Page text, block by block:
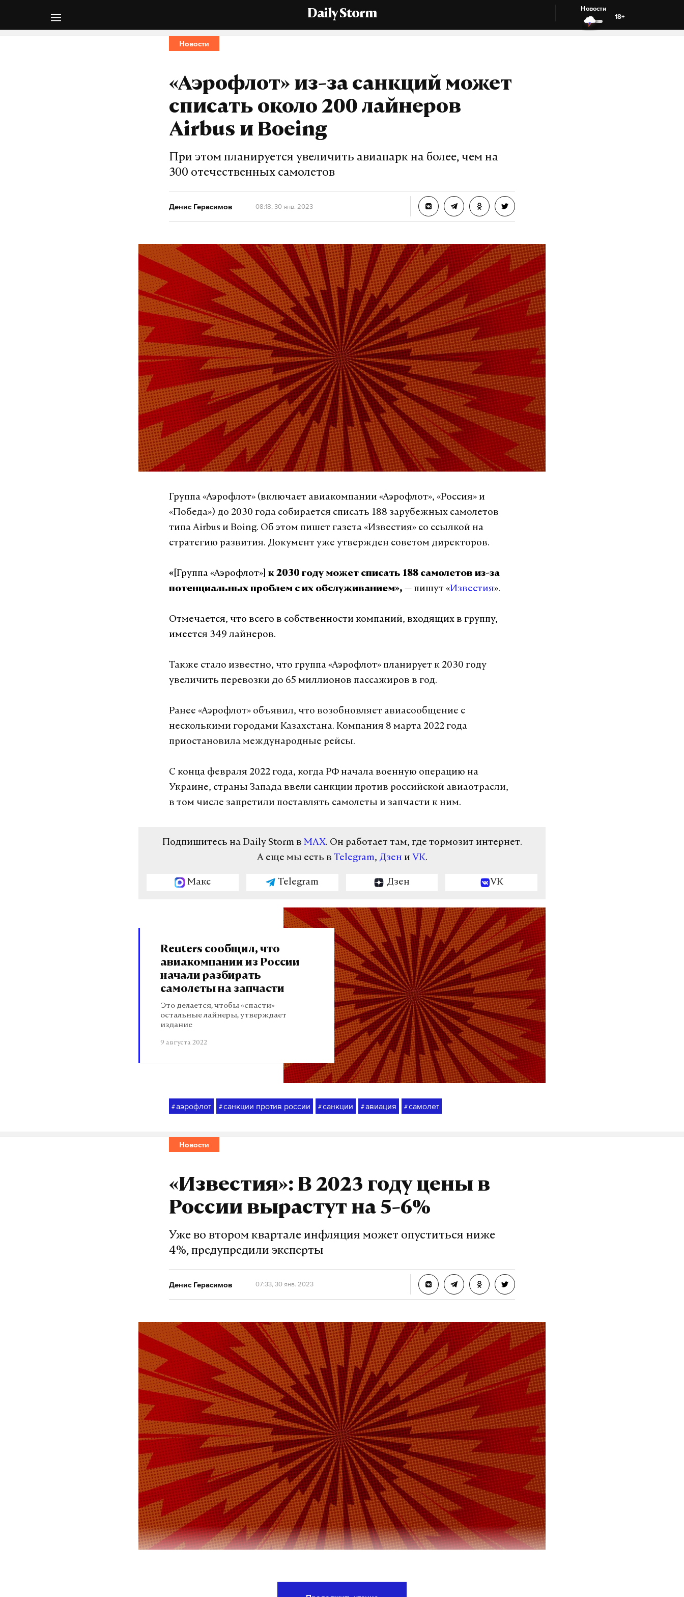
Daily Storm
Новости
18+
Новости
«Аэрофлот» из-за санкций может
списать около 200 лайнеров
Airbus и Boeing
При этом планируется увеличить авиапарк на более, чем на
300 отечественных самолетов
Денис Герасимов 08:18, 30 янв. 2023
Группа «Аэрофлот» (включает авиакомпании «Аэрофлот», «Россия» и
«Победа») до 2030 года собирается списать 188 зарубежных самолетов
типа Airbus и Boing. Об этом пишет газета «Известия» со ссылкой на
стратегию развития. Документ уже утвержден советом директоров.
« [Группа «Аэрофлот»] к 2030 году может списать 188 самолетов из-за
потенциальных проблем с их обслуживанием», — пишут «Известия».
Отмечается, что всего в собственности компаний, входящих в группу,
имеется 349 лайнеров.
Также стало известно, что группа «Аэрофлот» планирует к 2030 году
увеличить перевозки до 65 миллионов пассажиров в год.
Ранее «Аэрофлот» объявил, что возобновляет авиасообщение с
несколькими городами Казахстана. Компания 8 марта 2022 года
приостановила международные рейсы.
С конца февраля 2022 года, когда РФ начала военную операцию на
Украине, страны Запада ввели санкции против российской авиаотрасли,
в том числе запретили поставлять самолеты и запчасти к ним.
Подпишитесь на Daily Storm в MAX. Он работает там, где тормозит интернет.
А еще мы есть в Telegram, Дзен и VK.
Макс Telegram Дзен VK
Reuters сообщил, что
авиакомпании из России
начали разбирать
самолеты на запчасти
Это делается, чтобы «спасти»
остальные лайнеры, утверждает
издание
9 августа 2022
#аэрофлот #санкции против россии #санкции #авиация #самолет
Новости
«Известия»: В 2023 году цены в
России вырастут на 5-6%
Уже во втором квартале инфляция может опуститься ниже
4%, предупредили эксперты
Денис Герасимов 07:33, 30 янв. 2023